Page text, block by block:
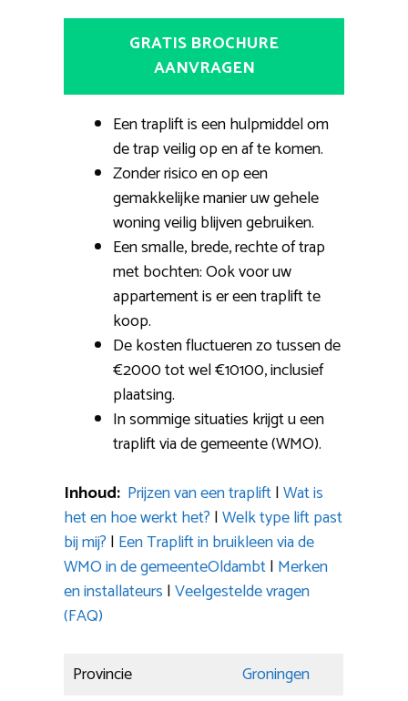
GRATIS BROCHURE
AANVRAGEN
Een traplift is een hulpmiddel om
de trap veilig op en af te komen.
Zonder risico en op een
gemakkelijke manier uw gehele
woning veilig blijven gebruiken.
Een smalle, brede, rechte of trap
met bochten: Ook voor uw
appartement is er een traplift te
koop.
De kosten fluctueren zo tussen de
€2000 tot wel €10100, inclusief
plaatsing.
In sommige situaties krijgt u een
traplift via de gemeente (WMO).
Inhoud: Prijzen van een traplift|Wat is
het en hoe werkt het? |Welk type lift past
bij mij? | Een Traplift in bruikleen via de
WMO in de gemeenteOldambt| Merken
en installateurs |Veelgestelde vragen
(FAQ)
Provincie
Groningen